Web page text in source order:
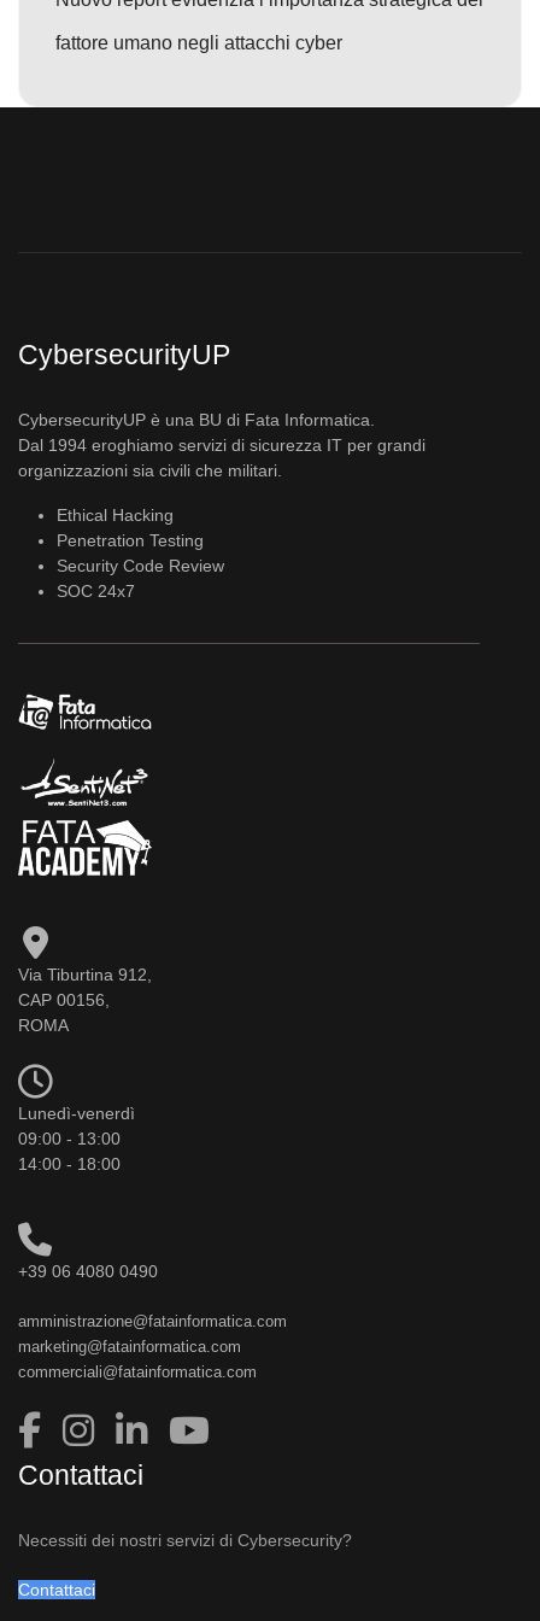
fattore umano negli attacchi cyber
CybersecurityUP
CybersecurityUP è una BU di Fata Informatica.
Dal 1994 eroghiamo servizi di sicurezza IT per grandi
organizzazioni sia civili che militari.
Ethical Hacking
Penetration Testing
Security Code Review
SOC 24x7
Via Tiburtina 912,
CAP 00156,
ROMA
Lunedì-venerdì
09:00 - 13:00
14:00 - 18:00
+39 06 4080 0490
amministrazione@fatainformatica.com
marketing@fatainformatica.com
commerciali@fatainformatica.com
Contattaci
Necessiti dei nostri servizi di Cybersecurity?
Contattaci